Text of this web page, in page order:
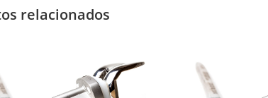
relacionados